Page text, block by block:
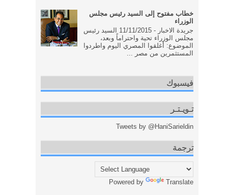
خطاب مفتوح إلى السيد رئيس مجلس
الوزراء
جريدة الاخبار - 11/11/2015 السيد رئيس
مجلس الوزراء تحية واحتراماً وبعد،
الموضوع: أغلقوا المصري اليوم واطردوا
المستثمرين من مصر ...
فيسبوك
تـويـتـر
Tweets by @HaniSarieldin
ترجمة
Powered by Translate